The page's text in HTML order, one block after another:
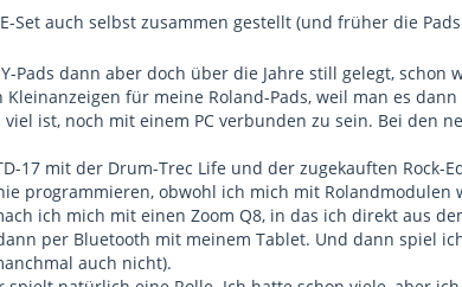
Set auch selbst zusammen gestellt (und früher die
Pads dann aber doch über die Jahre still gelegt,
Kleinanzeigen für meine Roland-Pads, weil man es
ist, noch mit einem PC verbunden zu sein. Bei den
17 mit der Drum-Trec Life und der zugekauften
programmieren, obwohl ich mich mit Rolandmodulen
ich mich mit einen Zoom Q8, in das ich direkt aus
per Bluetooth mit meinem Tablet. Und dann spiel
auch nicht).